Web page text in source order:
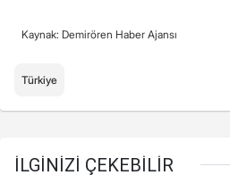
Kaynak: Demirören Haber Ajansı
Türkiye